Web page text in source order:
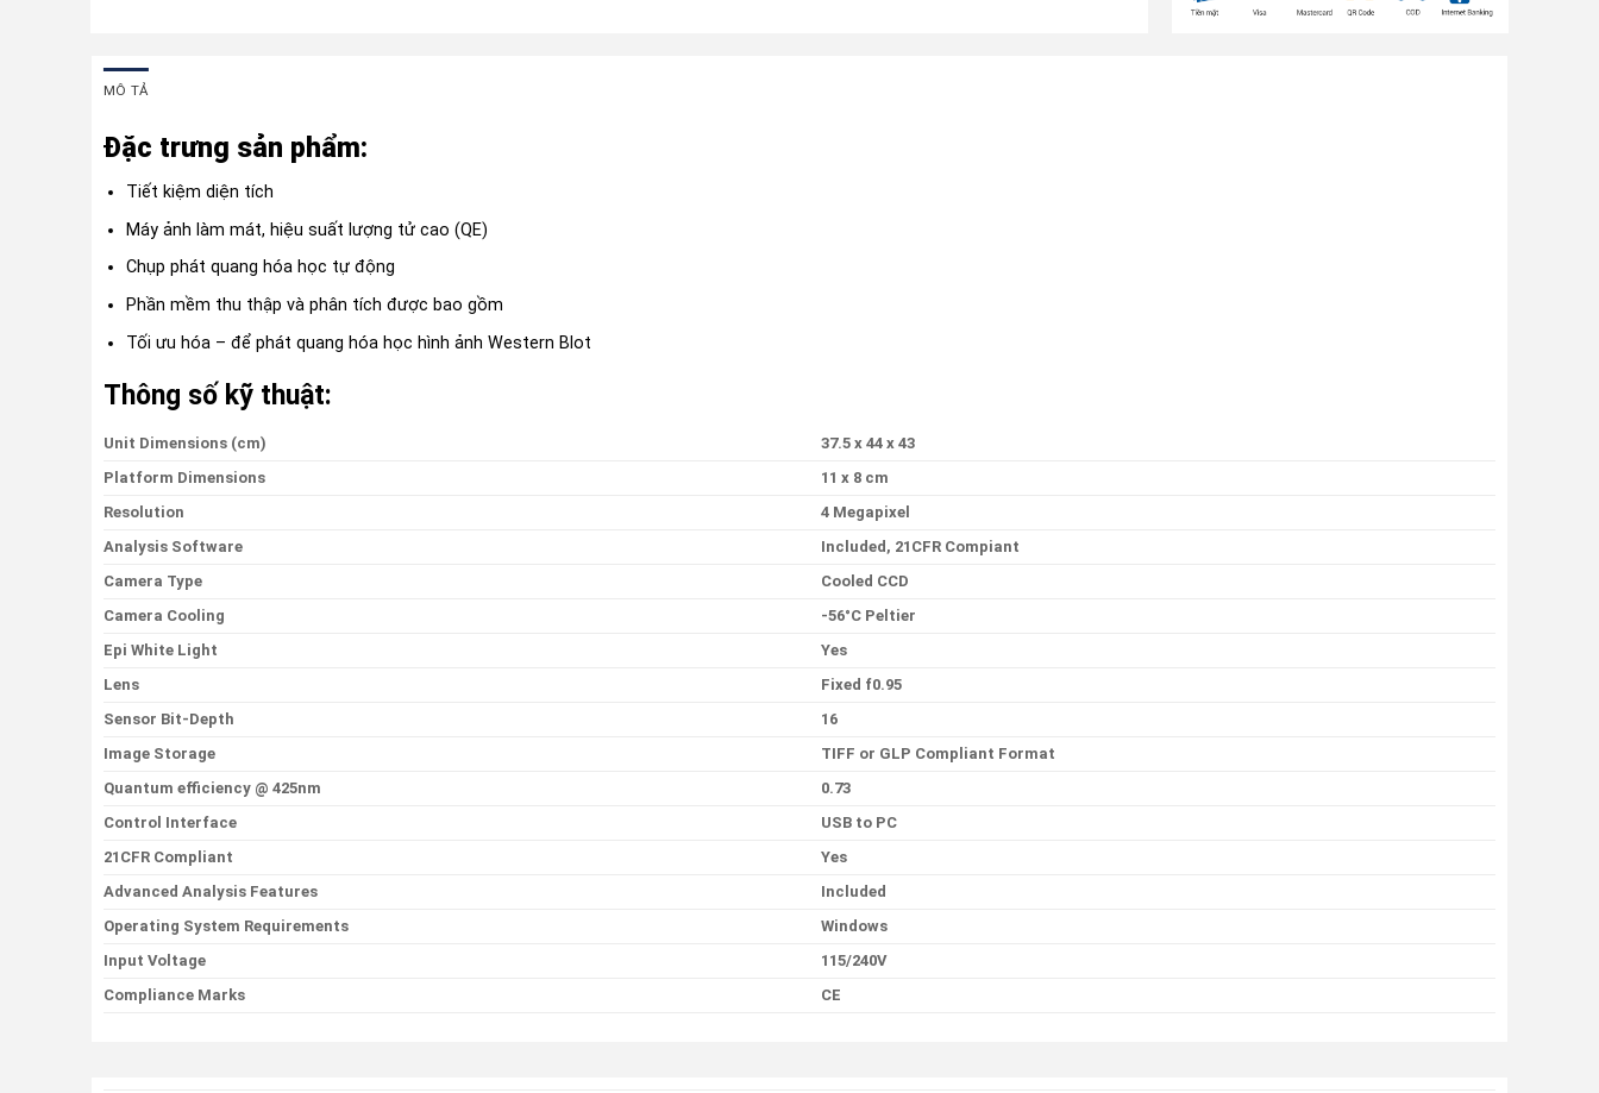
MÔ TẢ
Đặc trưng sản phẩm:
Tiết kiệm diện tích
Máy ảnh làm mát, hiệu suất lượng tử cao (QE)
Chụp phát quang hóa học tự động
Phần mềm thu thập và phân tích được bao gồm
Tối ưu hóa – để phát quang hóa học hình ảnh Western Blot
Thông số kỹ thuật:
Unit Dimensions (cm)
37.5 x 44 x 43
Platform Dimensions
11 x 8 cm
Resolution
4 Megapixel
Analysis Software
Included, 21CFR Compiant
Camera Type
Cooled CCD
Camera Cooling
-56°C Peltier
Epi White Light
Yes
Lens
Fixed f0.95
Sensor Bit-Depth
16
Image Storage
TIFF or GLP Compliant Format
Quantum efficiency @ 425nm
0.73
Control Interface
USB to PC
21CFR Compliant
Yes
Advanced Analysis Features
Included
Operating System Requirements
Windows
Input Voltage
115/240V
Compliance Marks
CE